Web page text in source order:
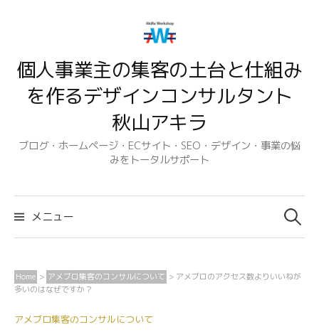
ン
キ
個人事業主の集客の土台と仕組み
を作るデザインコンサルタント
秋山アキラ
ブログ・ホームページ・ECサイト・SEO・デザイン・事業の悩
みをトータルサポート
メニュー
検
索:
Home > アメブロ集客のコンサルについて > アメブロのアクセス数よりいいねが
多いのはなぜですか？
アメブロ集客のコンサルについて